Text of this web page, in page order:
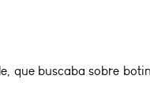
que buscaba sobre